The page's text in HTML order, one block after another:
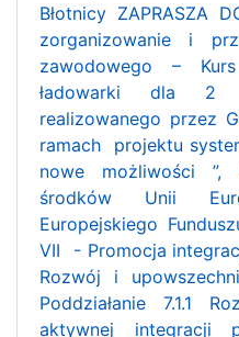
Błotnicy ZAPRASZA
zorganizowanie i
zawodowego –
ładowarki dla 2
realizowanego przez
ramach projektu
nowe możliwości ”,
środków Unii
Europejskiego
VII - Promocja
Rozwój i
Poddziałanie 7.1.1
aktywnej integracji